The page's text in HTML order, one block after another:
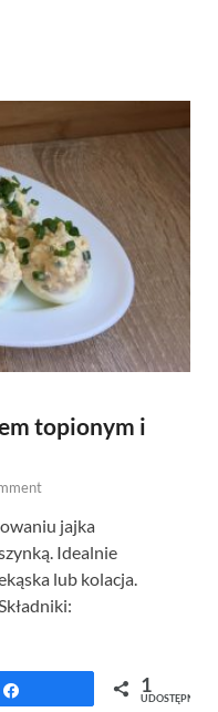
topionym i
jajka
Idealnie
lub kolacja.
1
UDOSTĘPNIEŃ